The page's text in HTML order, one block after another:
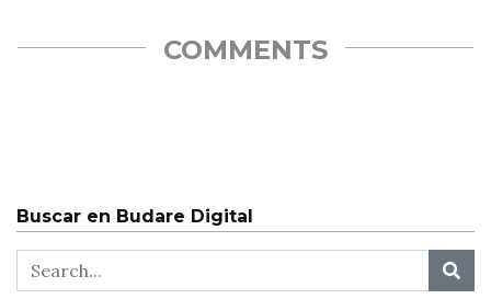
COMMENTS
Buscar en Budare Digital